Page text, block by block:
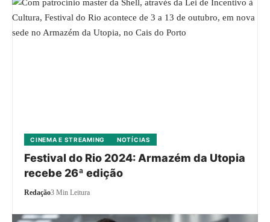
CINEMA E STREAMING NOTÍCIAS
Festival do Rio 2024: Armazém da Utopia
recebe 26ª edição
Redação3 Min Leitura